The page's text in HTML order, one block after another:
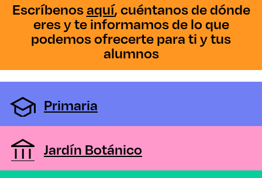
Escríbenosaquí, cuéntanos de dónde
eres y te informamos de lo que
podemos ofrecerte para ti y tus
alumnos
Primaria
Jardín Botánico